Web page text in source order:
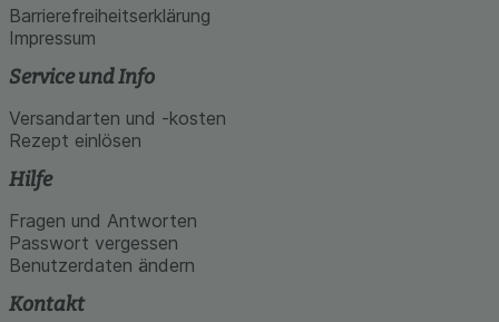
Barrierefreiheitserklärung
Impressum
Service und Info
Versandarten und -kosten
Rezept einlösen
Hilfe
Fragen und Antworten
Passwort vergessen
Benutzerdaten ändern
Kontakt